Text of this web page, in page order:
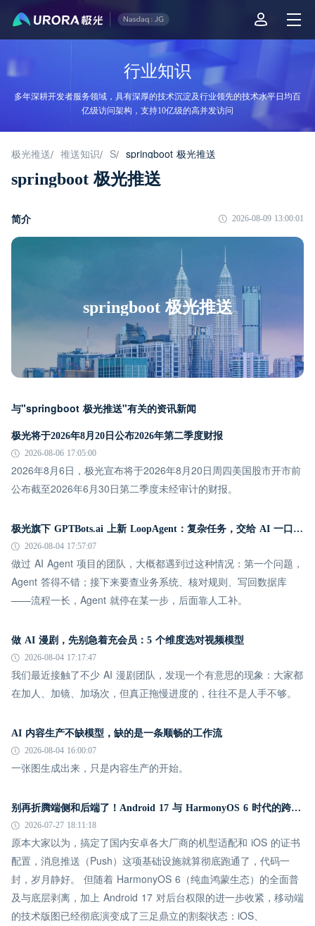
行业知识
多年深耕开发者服务领域，具有深厚的技术沉淀及行业领先的技术水平日均百
亿级访问架构，支持10亿级的高并发访问
极光推送/ 推送知识/ S/ springboot 极光推送
springboot 极光推送
简介 2026-08-09 13:00:01
springboot 极光推送
与"springboot 极光推送"有关的资讯新闻
极光将于2026年8月20日公布2026年第二季度财报
2026-08-06 17:05:00
2026年8月6日，极光宣布将于2026年8月20日周四美国股市开市前
公布截至2026年6月30日第二季度未经审计的财报。
极光旗下 GPTBots.ai 上新 LoopAgent：复杂任务，交给 AI 一口气跑完
2026-08-04 17:57:07
做过 AI Agent 项目的团队，大概都遇到过这种情况：第一个问题，
Agent 答得不错；接下来要查业务系统、核对规则、写回数据库
——流程一长，Agent 就停在某一步，后面靠人工补。
做 AI 漫剧，先别急着充会员：5 个维度选对视频模型
2026-08-04 17:17:47
我们最近接触了不少 AI 漫剧团队，发现一个有意思的现象：大家都
在加人、加镜、加场次，但真正拖慢进度的，往往不是人手不够。
AI 内容生产不缺模型，缺的是一条顺畅的工作流
2026-08-04 16:00:07
一张图生成出来，只是内容生产的开始。
别再折腾端侧和后端了！Android 17 与 HarmonyOS 6 时代的跨平台推送指南
2026-07-27 18:11:18
原本大家以为，搞定了国内安卓各大厂商的机型适配和 iOS 的证书
配置，消息推送（Push）这项基础设施就算彻底跑通了，代码一
封，岁月静好。 但随着 HarmonyOS 6（纯血鸿蒙生态）的全面普
及与底层剥离，加上 Android 17 对后台权限的进一步收紧，移动端
的技术版图已经彻底演变成了三足鼎立的割裂状态：iOS、